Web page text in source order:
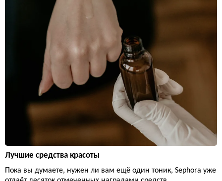
Лучшие средства красоты
Пока вы думаете, нужен ли вам ещё один тоник, Sephora уже